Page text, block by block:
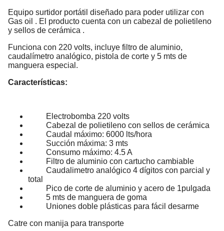
Equipo surtidor portátil diseñado para poder utilizar con
Gas oil . El producto cuenta con un cabezal de polietileno
y sellos de cerámica .
Funciona con 220 volts, incluye filtro de aluminio,
caudalímetro analógico, pistola de corte y 5 mts de
manguera especial.
Características:
Electrobomba 220 volts
Cabezal de polietileno con sellos de cerámica
Caudal máximo: 6000 lts/hora
Succión máxima: 3 mts
Consumo máximo: 4.5 A
Filtro de aluminio con cartucho cambiable
Caudalimetro analógico 4 dígitos con parcial y
total
Pico de corte de aluminio y acero de 1pulgada
5 mts de manguera de goma
Uniones doble plásticas para fácil desarme
Catre con manija para transporte